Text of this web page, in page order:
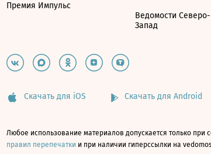
Премия Импульс
Ведомости Северо-
Запад
Скачать для iOS Скачать для Android
Любое использование материалов допускается только при
правил перепечатки и при наличии гиперссылки на